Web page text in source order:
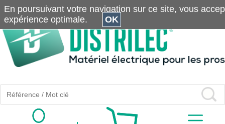
En poursuivant votre navigation sur ce site, vous
expérience optimale.
OK